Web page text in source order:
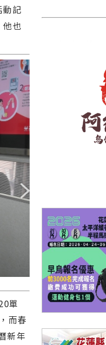
記
也
單
而春
新年